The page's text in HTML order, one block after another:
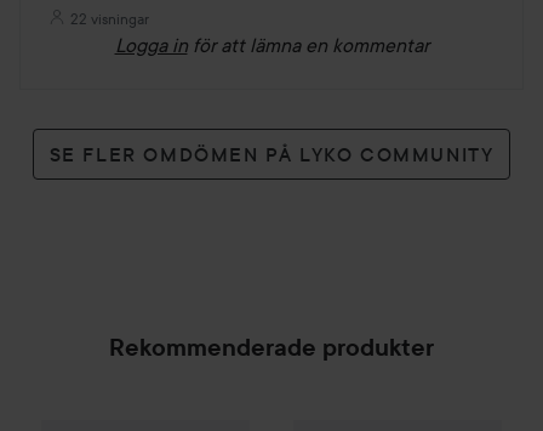
22 visningar
Logga in för att lämna en kommentar
SE FLER OMDÖMEN PÅ LYKO COMMUNITY
Rekommenderade produkter